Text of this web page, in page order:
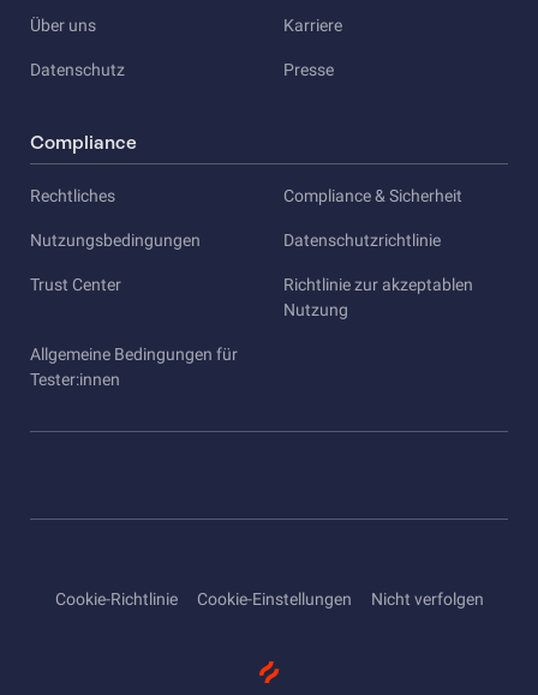
Über uns Karriere
Datenschutz Presse
Compliance
Rechtliches Compliance & Sicherheit
Nutzungsbedingungen Datenschutzrichtlinie
Trust Center
Richtlinie zur akzeptablen
Nutzung
Allgemeine Bedingungen für
Tester:innen
Cookie-Richtlinie Cookie-Einstellungen Nicht verfolgen